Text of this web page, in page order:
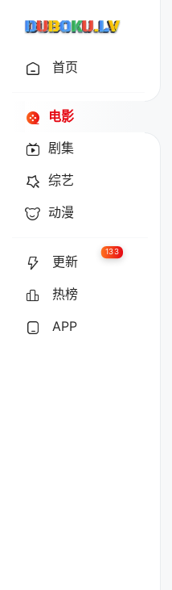
首页
电影
剧集
综艺
动漫
更新
133
热榜
APP